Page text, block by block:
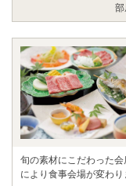
旬の素材にこだわった
により食事会場が変わり